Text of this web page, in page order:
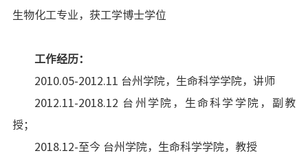
生物化工专业，获工学博士学位
工作经历：
2010.05-2012.11 台州学院，生命科学学院，讲师
2012.11-2018.12 台州学院，生命科学学院，副教
授；
2018.12-至今 台州学院，生命科学学院，教授